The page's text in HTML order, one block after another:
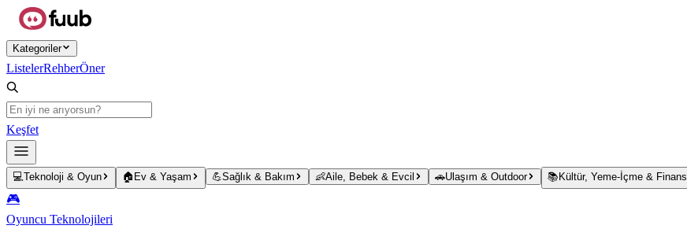
Ana içeriğe atla
Kategoriler
ListelerRehberÖner
Keşfet
💻Teknoloji & Oyun 🏠 Ev & Yaşam 💪Sağlık & Bakım 👶Aile, Bebek & Evcil 🚗Ulaşım & Outdoor 📚 Kültür, Yeme-İçme & Finans
🎮
Oyuncu Teknolojileri